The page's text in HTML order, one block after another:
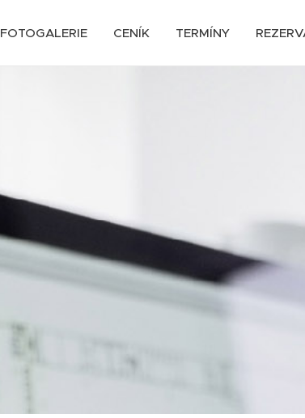
FOTOGALERIE CENÍK TERMÍNY